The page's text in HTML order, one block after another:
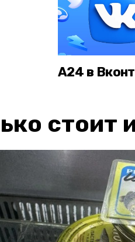
А24 в
стоит